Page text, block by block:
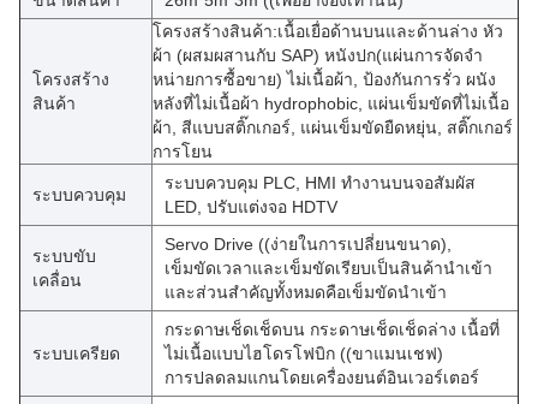
โครงสร้าง
สินค้า
โครงสร้างสินค้า:เนื้อเยื่อด้านบนและด้านล่าง หัว
ผ้า (ผสมผสานกับ SAP) หนังปก(แผ่นการจัดจํา
หน่ายการซื้อขาย) ไม่เนื้อผ้า, ป้องกันการรั่ว ผนัง
หลังที่ไม่เนื้อผ้า hydrophobic, แผ่นเข็มขัดที่ไม่เนื้อ
ผ้า, สีแบบสติ๊กเกอร์, แผ่นเข็มขัดยืดหยุ่น, สติ๊กเกอร์
การโยน
ระบบควบคุม
ระบบควบคุม PLC, HMI ทํางานบนจอสัมผัส
LED, ปรับแต่งจอ HDTV
ระบบขับ
เคลื่อน
Servo Drive ((ง่ายในการเปลี่ยนขนาด),
เข็มขัดเวลาและเข็มขัดเรียบเป็นสินค้านําเข้า
และส่วนสําคัญทั้งหมดคือเข็มขัดนําเข้า
ระบบเครียด
กระดาษเช็ดเช็ดบน กระดาษเช็ดเช็ดล่าง เนื้อที่
ไม่เนื้อแบบไฮโดรโฟบิก ((ขาแมนเชฟ)
การปลดลมแกนโดยเครื่องยนต์อินเวอร์เตอร์